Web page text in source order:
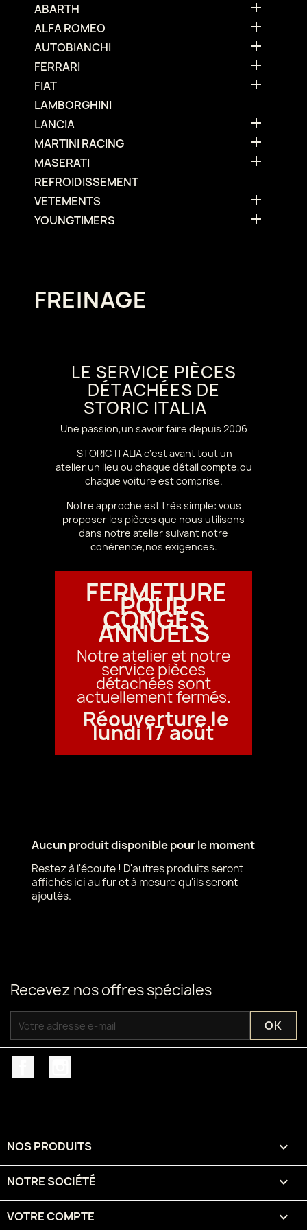
ABARTH 
ALFA ROMEO 
AUTOBIANCHI 
FERRARI 
FIAT 
LAMBORGHINI
LANCIA

MARTINI RACING 
MASERATI 
REFROIDISSEMENT
VETEMENTS

YOUNGTIMERS 
FREINAGE
LE SERVICE PIÈCES
DÉTACHÉES DE
STORIC ITALIA
Une passion,un savoir faire depuis 2006
STORIC ITALIA c'est avant tout un
atelier,un lieu ou chaque détail compte,ou
chaque voiture est comprise.
Notre approche est très simple: vous
proposer les pièces que nous utilisons
dans notre atelier suivant notre
cohérence,nos exigences.
FERMETURE
POUR
CONGÉS
ANNUELS
Notre atelier et notre
service pièces
détachées sont
actuellement fermés.
Réouverture le
lundi 17 août
Aucun produit disponible pour le moment
Restez à l'écoute ! D'autres produits seront
affichés ici au fur et à mesure qu'ils seront
ajoutés.
Recevez nos offres spéciales
NOS PRODUITS 
NOTRE SOCIÉTÉ 
VOTRE COMPTE 